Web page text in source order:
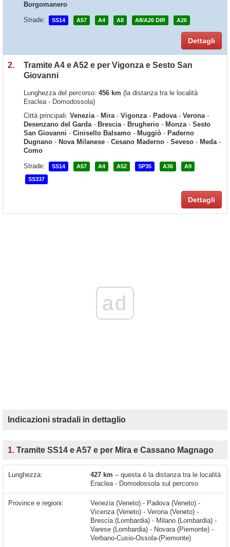
Borgomanero
Strade:
SS14 A57 A4 A8 A8/A26 DIR A26
Dettagli
2.
Tramite A4 e A52 e per Vigonza e Sesto San
Giovanni
Lunghezza del percorso: 456 km (la distanza tra le località
Eraclea - Domodossola)
Città principali: Venezia- Mira- Vigonza- Padova- Verona-
Desenzano del Garda- Brescia- Brugherio - Monza- Sesto
San Giovanni - Cinisello Balsamo - Muggiò - Paderno
Dugnano - Nova Milanese - Cesano Maderno - Seveso - Meda-
Como
Strade:
SS14 A57 A4 A52 SP35 A36 A9
SS337
Dettagli
ad
Indicazioni stradali in dettaglio
1. Tramite SS14 e A57 e per Mira e Cassano Magnago
Lunghezza: 427 km – questa è la distanza tra le località
Eraclea - Domodossola sul percorso
Province e regioni:
Venezia (Veneto) - Padova (Veneto) -
Vicenza (Veneto) - Verona (Veneto) -
Brescia (Lombardia) - Milano (Lombardia) -
Varese (Lombardia) - Novara (Piemonte) -
Verbano-Cusio-Ossola-(Piemonte)